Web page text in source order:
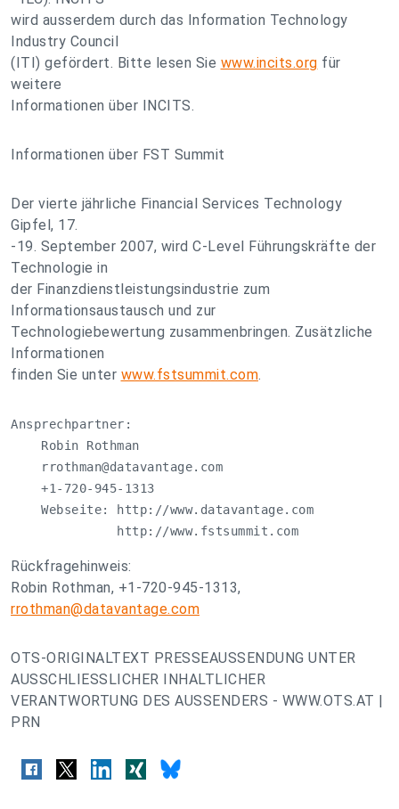
wird ausserdem durch das Information Technology
Industry Council
(ITI) gefördert. Bitte lesen Sie www.incits.org für
weitere
Informationen über INCITS.
Informationen über FST Summit
Der vierte jährliche Financial Services Technology
Gipfel, 17.
-19. September 2007, wird C-Level Führungskräfte der
Technologie in
der Finanzdienstleistungsindustrie zum
Informationsaustausch und zur
Technologiebewertung zusammenbringen. Zusätzliche
Informationen
finden Sie unter www.fstsummit.com.
Ansprechpartner:
    Robin Rothman
rrothman@datavantage.com
    +1-720-945-1313
    Webseite: http://www.datavantage.com
              http://www.fstsummit.com
Rückfragehinweis:
Robin Rothman, +1-720-945-1313,
rrothman@datavantage.com
OTS-ORIGINALTEXT PRESSEAUSSENDUNG UNTER
AUSSCHLIESSLICHER INHALTLICHER
VERANTWORTUNG DES AUSSENDERS - WWW.OTS.AT |
PRN